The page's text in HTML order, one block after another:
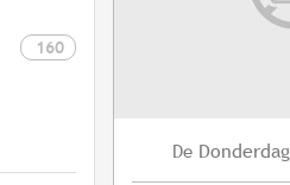
160
De Donderdag